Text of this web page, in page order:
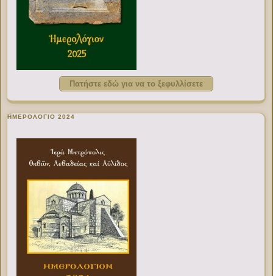
Πατήστε εδώ για να το ξεφυλλίσετε
ΗΜΕΡΟΛΟΓΙΟ 2024